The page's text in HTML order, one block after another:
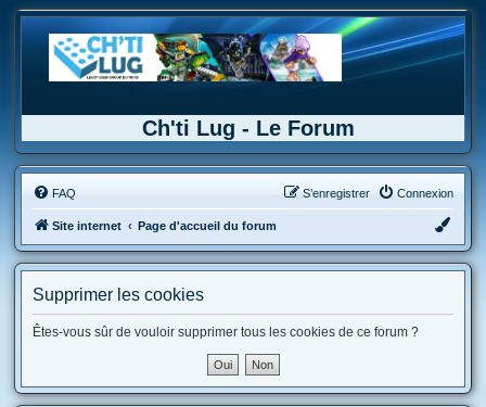
Ch'ti Lug - Le Forum
FAQ Connexion
S’enregistrer
Site internet Page d'accueil du forum
Supprimer les cookies
Êtes-vous sûr de vouloir supprimer tous les cookies de ce forum ?